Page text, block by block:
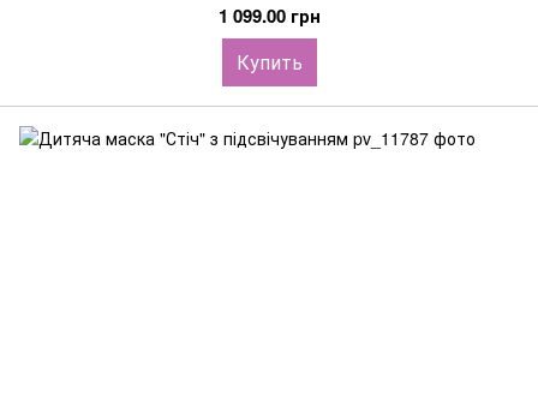
1 099.00 грн
Купить